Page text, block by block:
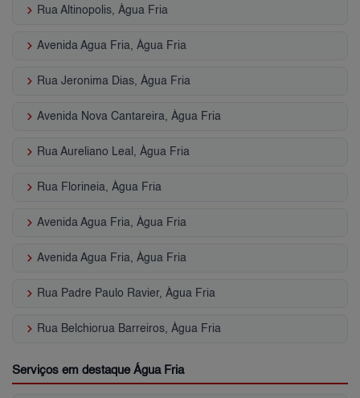
keyboard_arrow_right Rua Altinopolis, Água Fria
keyboard_arrow_right Avenida Agua Fria, Água Fria
keyboard_arrow_right Rua Jeronima Dias, Água Fria
keyboard_arrow_right Avenida Nova Cantareira, Água Fria
keyboard_arrow_right Rua Aureliano Leal, Água Fria
keyboard_arrow_right Rua Florineia, Água Fria
keyboard_arrow_right Avenida Agua Fria, Água Fria
keyboard_arrow_right Avenida Agua Fria, Água Fria
keyboard_arrow_right Rua Padre Paulo Ravier, Água Fria
keyboard_arrow_right Rua Belchiorua Barreiros, Água Fria
Serviços em destaque Água Fria